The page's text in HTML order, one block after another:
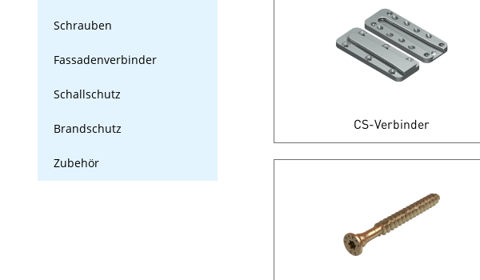
Schrauben
Fassadenverbinder
Schallschutz
Brandschutz
Zubehör
CS-Verbinder